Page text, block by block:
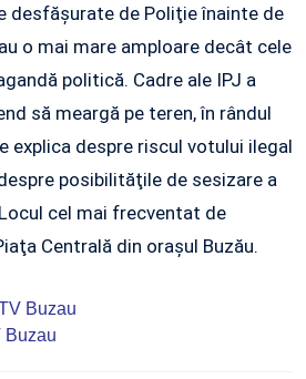
desfăşurate de Poliţie înainte de
o mai mare amploare decât cele
politică. Cadre ale IPJ a
să meargă pe teren, în rândul
explica despre riscul votului ilegal
posibilităţile de sesizare a
cel mai frecventat de
Centrală din oraşul Buzău.
Buzau
Buzau